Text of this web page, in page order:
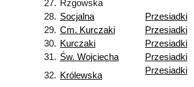
27. Rzgowska
28. Socjalna
Przesiadki
29. Cm. Kurczaki
Przesiadki
30. Kurczaki
Przesiadki
31. Św. Wojciecha
Przesiadki
32. Królewska Przesiadki